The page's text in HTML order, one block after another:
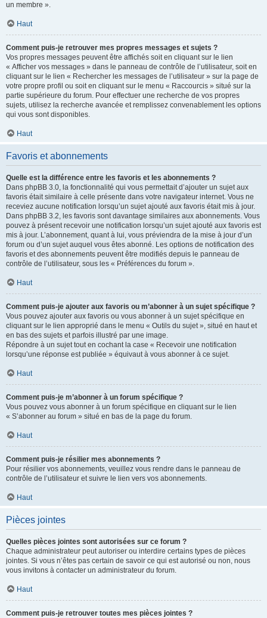
un membre ».
Haut
Comment puis-je retrouver mes propres messages et sujets ?
Vos propres messages peuvent être affichés soit en cliquant sur le lien
« Afficher vos messages » dans le panneau de contrôle de l’utilisateur, soit en
cliquant sur le lien « Rechercher les messages de l’utilisateur » sur la page de
votre propre profil ou soit en cliquant sur le menu « Raccourcis » situé sur la
partie supérieure du forum. Pour effectuer une recherche de vos propres
sujets, utilisez la recherche avancée et remplissez convenablement les options
qui vous sont disponibles.
Haut
Favoris et abonnements
Quelle est la différence entre les favoris et les abonnements ?
Dans phpBB 3.0, la fonctionnalité qui vous permettait d’ajouter un sujet aux
favoris était similaire à celle présente dans votre navigateur internet. Vous ne
receviez aucune notification lorsqu’un sujet ajouté aux favoris était mis à jour.
Dans phpBB 3.2, les favoris sont davantage similaires aux abonnements. Vous
pouvez à présent recevoir une notification lorsqu’un sujet ajouté aux favoris est
mis à jour. L’abonnement, quant à lui, vous préviendra de la mise à jour d’un
forum ou d’un sujet auquel vous êtes abonné. Les options de notification des
favoris et des abonnements peuvent être modifiés depuis le panneau de
contrôle de l’utilisateur, sous les « Préférences du forum ».
Haut
Comment puis-je ajouter aux favoris ou m’abonner à un sujet spécifique ?
Vous pouvez ajouter aux favoris ou vous abonner à un sujet spécifique en
cliquant sur le lien approprié dans le menu « Outils du sujet », situé en haut et
en bas des sujets et parfois illustré par une image.
Répondre à un sujet tout en cochant la case « Recevoir une notification
lorsqu’une réponse est publiée » équivaut à vous abonner à ce sujet.
Haut
Comment puis-je m’abonner à un forum spécifique ?
Vous pouvez vous abonner à un forum spécifique en cliquant sur le lien
« S’abonner au forum » situé en bas de la page du forum.
Haut
Comment puis-je résilier mes abonnements ?
Pour résilier vos abonnements, veuillez vous rendre dans le panneau de
contrôle de l’utilisateur et suivre le lien vers vos abonnements.
Haut
Pièces jointes
Quelles pièces jointes sont autorisées sur ce forum ?
Chaque administrateur peut autoriser ou interdire certains types de pièces
jointes. Si vous n’êtes pas certain de savoir ce qui est autorisé ou non, nous
vous invitons à contacter un administrateur du forum.
Haut
Comment puis-je retrouver toutes mes pièces jointes ?